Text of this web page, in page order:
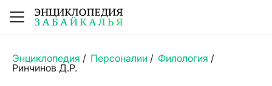
Энциклопедия / Персоналии / Филология /
Ринчинов Д.Р.